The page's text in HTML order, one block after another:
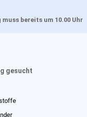
bereits um 10.00 Uhr
gesucht